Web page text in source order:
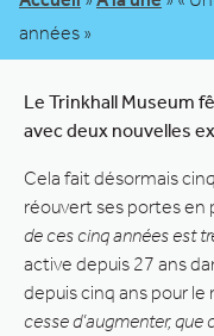
années »
Le Trinkhall Museum
avec deux nouvelles
Cela fait désormais
réouvert ses portes en
de ces cinq années est
active depuis 27 ans
depuis cinq ans pour le
cesse d’augmenter,